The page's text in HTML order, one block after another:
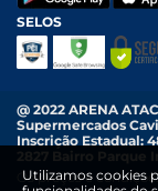
SELOS
@ 2022 ARENA
Supermercados
Inscrição Estadual:
Os preços e
Utilizamos cookies